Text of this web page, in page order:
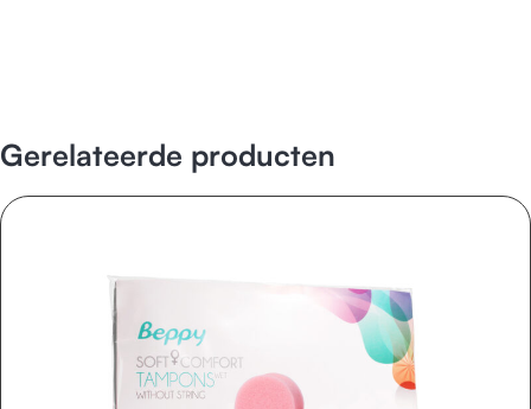
Gerelateerde producten